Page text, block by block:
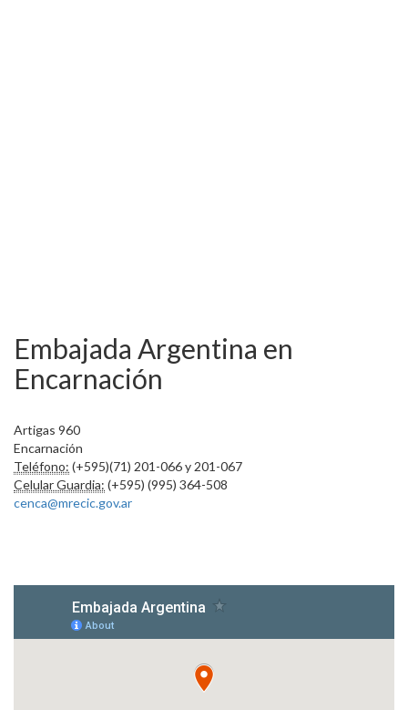
Embajada Argentina en
Encarnación
Artigas 960
Encarnación
Teléfono: (+595)(71) 201-066 y 201-067
Celular Guardia: (+595) (995) 364-508
cenca@mrecic.gov.ar